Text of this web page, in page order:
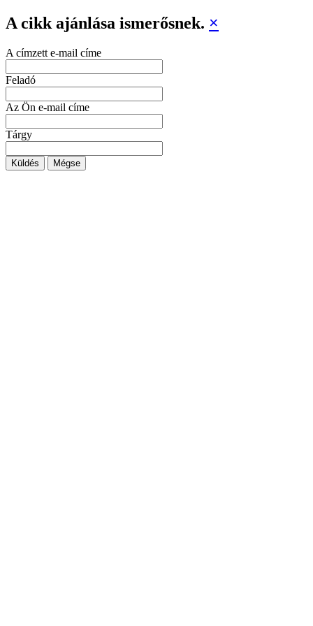
A cikk ajánlása ismerősnek. ×
A címzett e-mail címe
Feladó
Az Ön e-mail címe
Tárgy
Küldés Mégse